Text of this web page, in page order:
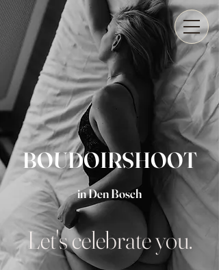
BOUDOIRSHOOT
in Den Bosch
Let's celebrate you.